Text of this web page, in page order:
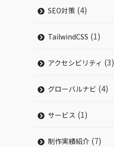
SEO対策 (4)
TailwindCSS (1)
アクセシビリティ (3)
グローバルナビ (4)
サービス (1)
制作実績紹介 (7)